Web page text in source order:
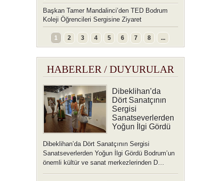
Başkan Tamer Mandalinci’den TED Bodrum
Koleji Öğrencileri Sergisine Ziyaret
1 2 3 4 5 6 7 8 ...
HABERLER / DUYURULAR
Dibeklihan’da
Dört Sanatçının
Sergisi
Sanatseverlerden
Yoğun İlgi Gördü
Dibeklihan’da Dört Sanatçının Sergisi
Sanatseverlerden Yoğun İlgi Gördü Bodrum’un
önemli kültür ve sanat merkezlerinden D…